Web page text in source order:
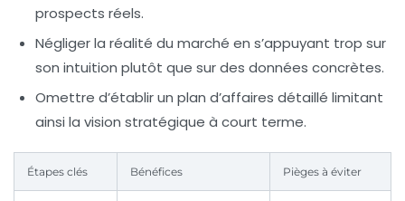
prospects réels.
Négliger la réalité du marché en s’appuyant trop sur
son intuition plutôt que sur des données concrètes.
Omettre d’établir un plan d’affaires détaillé limitant
ainsi la vision stratégique à court terme.
Étapes clés Bénéfices Pièges à éviter